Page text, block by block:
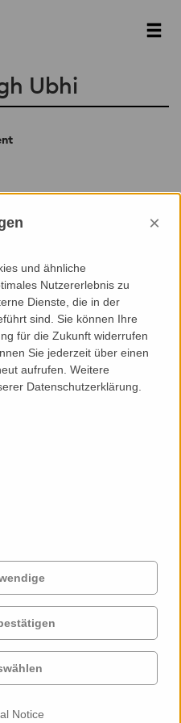
Ubhi
Clients
Projects
Contact
×
und ähnliche
Nutzererlebnis zu
Dienste, die in der
sind. Sie können Ihre
für die Zukunft widerrufen
Sie jederzeit über einen
aufrufen. Weitere
Datenschutzerklärung.
Notice